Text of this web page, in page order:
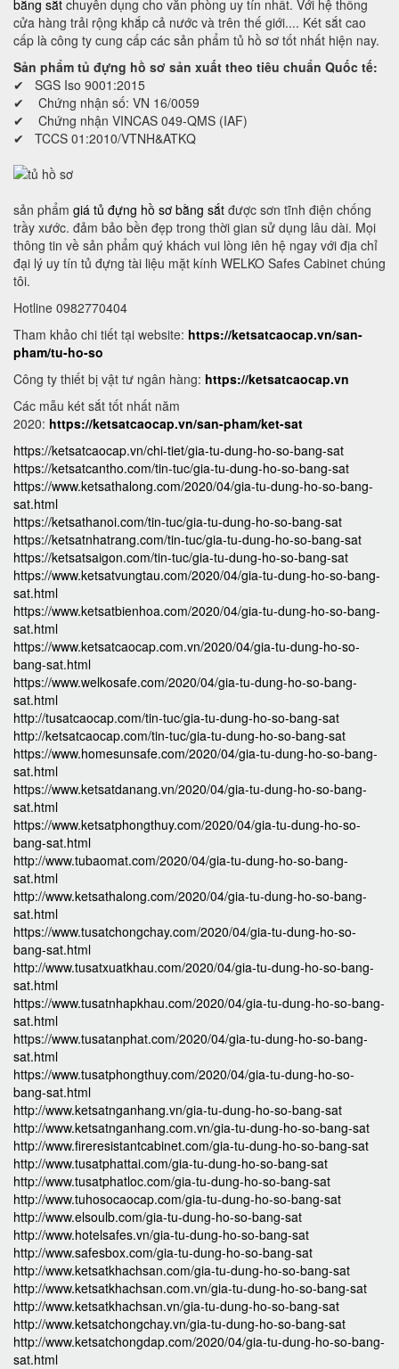
bằng sắt chuyên dụng cho văn phòng uy tín nhất. Với hệ thống
cửa hàng trải rộng khắp cả nước và trên thế giới.... Két sắt cao
cấp là công ty cung cấp các sản phẩm tủ hồ sơ tốt nhất hiện nay.
Sản phẩm tủ đựng hồ sơ sản xuất theo tiêu chuẩn Quốc tế:
✔ SGS Iso 9001:2015
✔ Chứng nhận số: VN 16/0059
✔ Chứng nhận VINCAS 049-QMS (IAF)
✔ TCCS 01:2010/VTNH&ATKQ
sản phẩm giá tủ đựng hồ sơ bằng sắt được sơn tĩnh điện chống
trầy xước. đảm bảo bền đẹp trong thời gian sử dụng lâu dài. Mọi
thông tin về sản phẩm quý khách vui lòng iên hệ ngay với địa chỉ
đại lý uy tín tủ đựng tài liệu mặt kính WELKO Safes Cabinet chúng
tôi.
Hotline 0982770404
Tham khảo chi tiết tại website: https://ketsatcaocap.vn/san-
pham/tu-ho-so
Công ty thiết bị vật tư ngân hàng: https://ketsatcaocap.vn
Các mẫu két sắt tốt nhất năm
2020: https://ketsatcaocap.vn/san-pham/ket-sat
https://ketsatcaocap.vn/chi-tiet/gia-tu-dung-ho-so-bang-sat
https://ketsatcantho.com/tin-tuc/gia-tu-dung-ho-so-bang-sat
https://www.ketsathalong.com/2020/04/gia-tu-dung-ho-so-bang-
sat.html
https://ketsathanoi.com/tin-tuc/gia-tu-dung-ho-so-bang-sat
https://ketsatnhatrang.com/tin-tuc/gia-tu-dung-ho-so-bang-sat
https://ketsatsaigon.com/tin-tuc/gia-tu-dung-ho-so-bang-sat
https://www.ketsatvungtau.com/2020/04/gia-tu-dung-ho-so-bang-
sat.html
https://www.ketsatbienhoa.com/2020/04/gia-tu-dung-ho-so-bang-
sat.html
https://www.ketsatcaocap.com.vn/2020/04/gia-tu-dung-ho-so-
bang-sat.html
https://www.welkosafe.com/2020/04/gia-tu-dung-ho-so-bang-
sat.html
http://tusatcaocap.com/tin-tuc/gia-tu-dung-ho-so-bang-sat
http://ketsatcaocap.com/tin-tuc/gia-tu-dung-ho-so-bang-sat
https://www.homesunsafe.com/2020/04/gia-tu-dung-ho-so-bang-
sat.html
https://www.ketsatdanang.vn/2020/04/gia-tu-dung-ho-so-bang-
sat.html
https://www.ketsatphongthuy.com/2020/04/gia-tu-dung-ho-so-
bang-sat.html
http://www.tubaomat.com/2020/04/gia-tu-dung-ho-so-bang-
sat.html
http://www.ketsathalong.com/2020/04/gia-tu-dung-ho-so-bang-
sat.html
https://www.tusatchongchay.com/2020/04/gia-tu-dung-ho-so-
bang-sat.html
http://www.tusatxuatkhau.com/2020/04/gia-tu-dung-ho-so-bang-
sat.html
https://www.tusatnhapkhau.com/2020/04/gia-tu-dung-ho-so-bang-
sat.html
https://www.tusatanphat.com/2020/04/gia-tu-dung-ho-so-bang-
sat.html
https://www.tusatphongthuy.com/2020/04/gia-tu-dung-ho-so-
bang-sat.html
http://www.ketsatnganhang.vn/gia-tu-dung-ho-so-bang-sat
http://www.ketsatnganhang.com.vn/gia-tu-dung-ho-so-bang-sat
http://www.fireresistantcabinet.com/gia-tu-dung-ho-so-bang-sat
http://www.tusatphattai.com/gia-tu-dung-ho-so-bang-sat
http://www.tusatphatloc.com/gia-tu-dung-ho-so-bang-sat
http://www.tuhosocaocap.com/gia-tu-dung-ho-so-bang-sat
http://www.elsoulb.com/gia-tu-dung-ho-so-bang-sat
http://www.hotelsafes.vn/gia-tu-dung-ho-so-bang-sat
http://www.safesbox.com/gia-tu-dung-ho-so-bang-sat
http://www.ketsatkhachsan.com/gia-tu-dung-ho-so-bang-sat
http://www.ketsatkhachsan.com.vn/gia-tu-dung-ho-so-bang-sat
http://www.ketsatkhachsan.vn/gia-tu-dung-ho-so-bang-sat
http://www.ketsatchongchay.vn/gia-tu-dung-ho-so-bang-sat
http://www.ketsatchongdap.com/2020/04/gia-tu-dung-ho-so-bang-
sat.html